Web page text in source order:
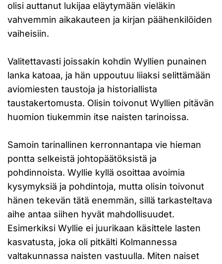
olisi auttanut lukijaa eläytymään vieläkin
vahvemmin aikakauteen ja kirjan päähenkilöiden
vaiheisiin.
Valitettavasti joissakin kohdin Wyllien punainen
lanka katoaa, ja hän uppoutuu liiaksi selittämään
aviomiesten taustoja ja historiallista
taustakertomusta. Olisin toivonut Wyllien pitävän
huomion tiukemmin itse naisten tarinoissa.
Samoin tarinallinen kerronnantapa vie hieman
pontta selkeistä johtopäätöksistä ja
pohdinnoista. Wyllie kyllä osoittaa avoimia
kysymyksiä ja pohdintoja, mutta olisin toivonut
hänen tekevän tätä enemmän, sillä tarkasteltava
aihe antaa siihen hyvät mahdollisuudet.
Esimerkiksi Wyllie ei juurikaan käsittele lasten
kasvatusta, joka oli pitkälti Kolmannessa
valtakunnassa naisten vastuulla. Miten naiset